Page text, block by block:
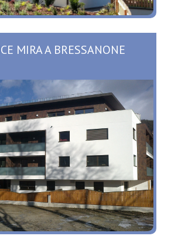
MIRA A BRESSANONE